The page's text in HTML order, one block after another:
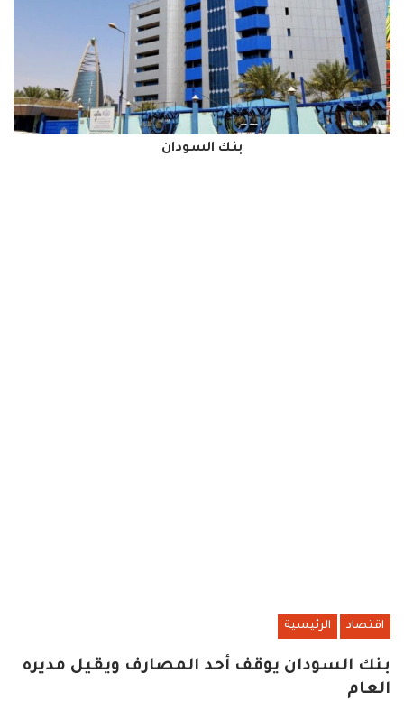
بنك السودان
اقتصاد الرئيسية
بنك السودان يوقف أحد المصارف ويقيل مديره
العام